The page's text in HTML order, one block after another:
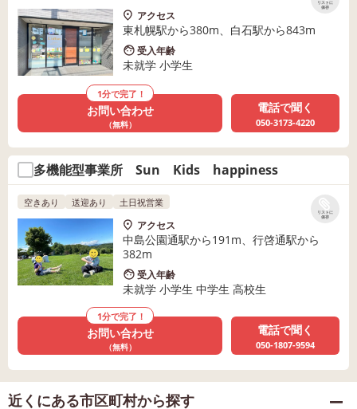
リストに
保存
アクセス
東札幌駅から380m、白石駅から843m
受入年齢
未就学 小学生
1分で完了！
お問い合わせ
（無料）
電話で聞く
050-3173-4220
多機能型事業所 Sun Kids happiness
リストに
保存
空きあり 送迎あり 土日祝営業
アクセス
中島公園通駅から191m、行啓通駅から
382m
受入年齢
未就学 小学生 中学生 高校生
1分で完了！
お問い合わせ
（無料）
電話で聞く
050-1807-9594
近くにある市区町村から探す